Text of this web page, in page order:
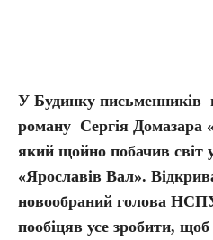
У Будинку письменників
роману Сергія Домазара
який щойно побачив світ
«Ярославів Вал».
новообраний голова
пообіцяв усе зробити,